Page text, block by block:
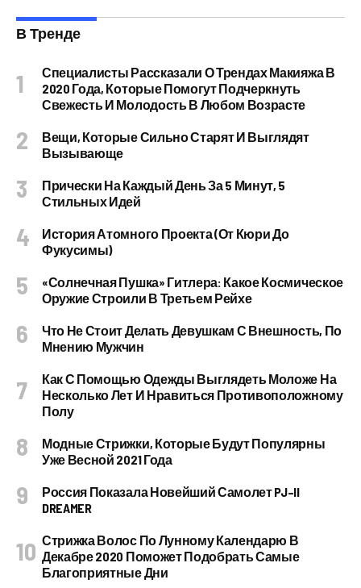
В Тренде
Специалисты Рассказали О Трендах Макияжа В
2020 Года, Которые Помогут Подчеркнуть
Свежесть И Молодость В Любом Возрасте
Вещи, Которые Сильно Старят И Выглядят
Вызывающе
Прически На Каждый День За 5 Минут, 5
Стильных Идей
История Атомного Проекта (от Кюри До
Фукусимы)
«Солнечная Пушка» Гитлера: Какое Космическое
Оружие Строили В Третьем Рейхе
Что Не Стоит Делать Девушкам С Внешность, По
Мнению Мужчин
Как С Помощью Одежды Выглядеть Моложе На
Несколько Лет И Нравиться Противоположному
Полу
Модные Стрижки, Которые Будут Популярны
Уже Весной 2021 Года
Россия Показала Новейший Самолет PJ–II
DREAMER
Стрижка Волос По Лунному Календарю В
Декабре 2020 Поможет Подобрать Самые
Благоприятные Дни